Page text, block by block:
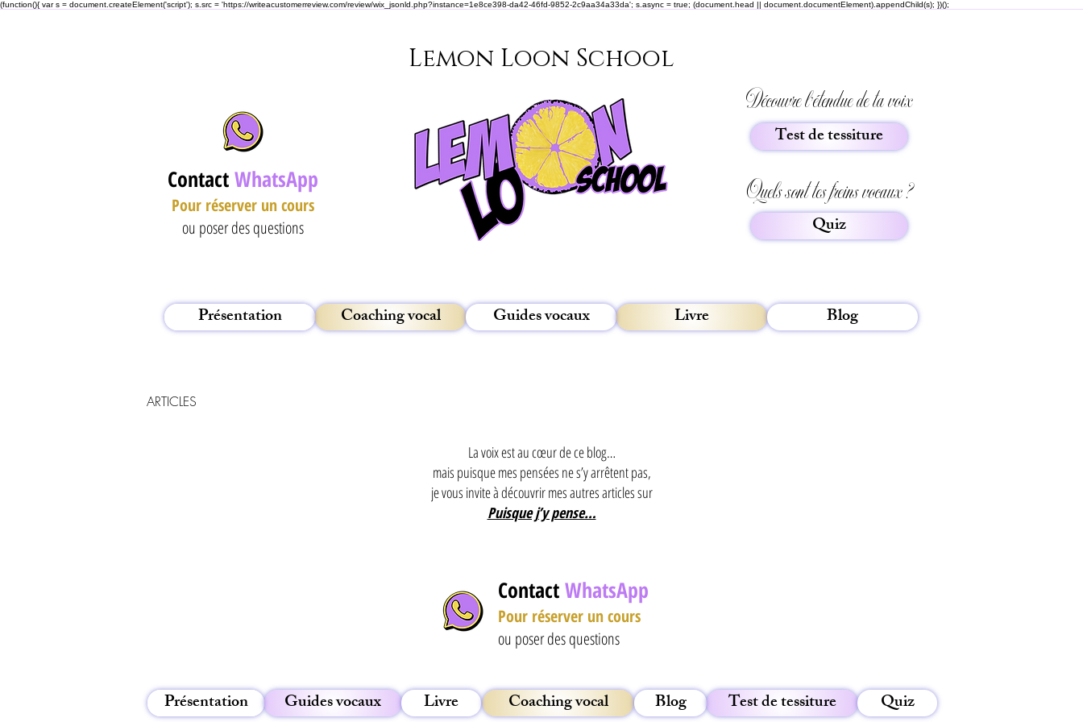
(function(){ var s = document.createElement('script'); s.src = 'https://writeacustomerreview.com/review/wix_jsonld.php?instance=1e8ce398-da42-46fd-9852-2c9aa34a33da'; s.async = true; (document.head || document.documentElement).appendChild(s); })();
Lemon Loon School
ContactWhatsApp
Pour réserver un cours
ou poser des questions
Découvre l'étendue de ta voix
Test de tessiture
Quels sont tes freins vocaux ?
Quiz
Présentation Coaching vocal Guides vocaux Livre Blog
ARTICLES
La voix est au cœur de ce blog…
mais puisque mes pensées ne s’y arrêtent pas,
je vous invite à découvrir mes autres articles sur
Puisque j’y pense…
ContactWhatsApp
Pour réserver un cours
ou poser des questions
Présentation Guides vocaux Livre Coaching vocal Blog Test de tessiture Quiz